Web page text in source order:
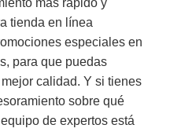
tienda en línea
especiales en
para que puedas
calidad. Y si tienes
sobre qué
de expertos está